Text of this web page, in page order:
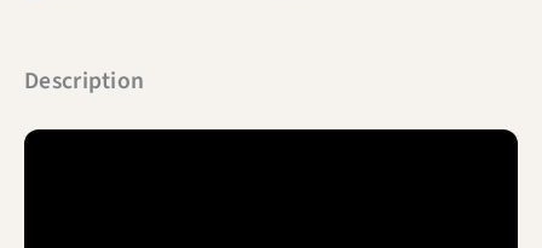
Description